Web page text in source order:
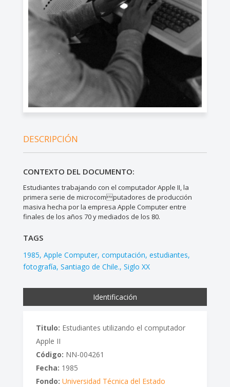
DESCRIPCIÓN
CONTEXTO DEL DOCUMENTO:
Estudiantes trabajando con el computador Apple II, la
primera serie de microcomputadores de producción
masiva hecha por la empresa Apple Computer entre
finales de los años 70 y mediados de los 80.
TAGS
1985 Apple Computer computación estudiantes
fotografía Santiago de Chile. Siglo XX
Identificación
Titulo: Estudiantes utilizando el computador
Apple II
Código: NN-004261
Fecha: 1985
Fondo: Universidad Técnica del Estado